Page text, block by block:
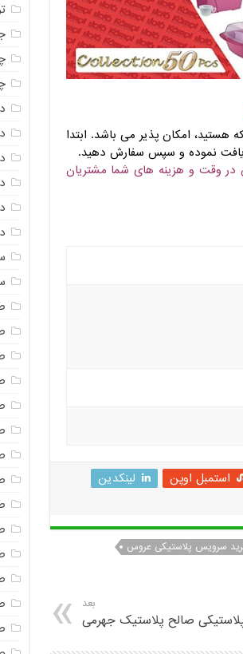
امکان پذیر می باشد. ابتدا
نموده و سپس سفارش دهید.
در وقت و هزینه های شما مشتریان
استمبل اوپن
لینکدین
سرویس پلاستیکی عروس
بعد
صالح پلاستیک جهرمی